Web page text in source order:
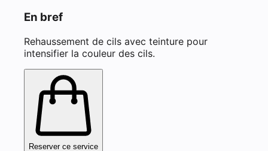
En bref
Rehaussement de cils avec teinture pour
intensifier la couleur des cils.
Reserver ce service